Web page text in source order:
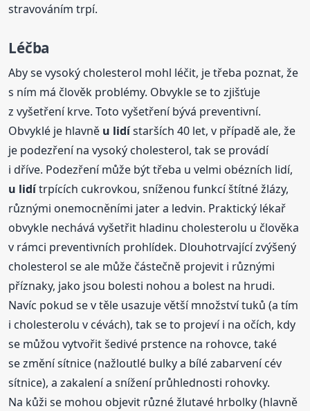
stravováním trpí.
Léčba
Aby se vysoký cholesterol mohl léčit, je třeba poznat, že
s ním má člověk problémy. Obvykle se to zjišťuje
z vyšetření krve. Toto vyšetření bývá preventivní.
Obvyklé je hlavně u lidístarších 40 let, v případě ale, že
je podezření na vysoký cholesterol, tak se provádí
i dříve. Podezření může být třeba u velmi obézních lidí,
u lidítrpících cukrovkou, sníženou funkcí štítné žlázy,
různými onemocněními jater a ledvin. Praktický lékař
obvykle nechává vyšetřit hladinu cholesterolu u člověka
v rámci preventivních prohlídek. Dlouhotrvající zvýšený
cholesterol se ale může částečně projevit i různými
příznaky, jako jsou bolesti nohou a bolest na hrudi.
Navíc pokud se v těle usazuje větší množství tuků (a tím
i cholesterolu v cévách), tak se to projeví i na očích, kdy
se můžou vytvořit šedivé prstence na rohovce, také
se změní sítnice (nažloutlé bulky a bílé zabarvení cév
sítnice), a zakalení a snížení průhlednosti rohovky.
Na kůži se mohou objevit různé žlutavé hrbolky (hlavně